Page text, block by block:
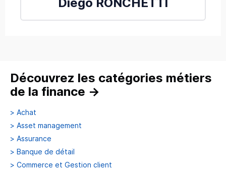
Découvrez les catégories métiers
de la finance →
> Achat
> Asset management
> Assurance
> Banque de détail
> Commerce et Gestion client